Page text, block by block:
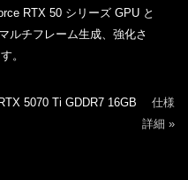
RTX 50 シリーズ GPU と
ルチフレーム生成、強化さ
。
5070 Ti GDDR7 16GB 仕様
詳細 »